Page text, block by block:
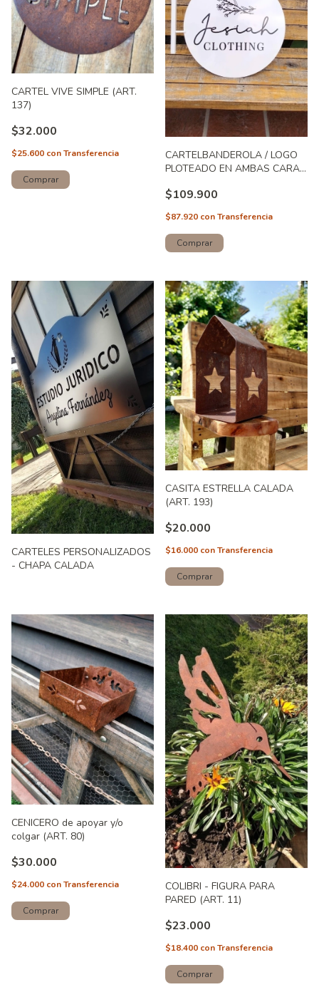
CARTEL VIVE SIMPLE (ART.
137)
$32.000
$25.600 conTransferencia
CARTELBANDEROLA / LOGO
PLOTEADO EN AMBAS CARAS
$109.900
$87.920 conTransferencia
CARTELES PERSONALIZADOS
- CHAPA CALADA
CASITA ESTRELLA CALADA
(ART. 193)
$20.000
$16.000 conTransferencia
CENICERO de apoyar y/o
colgar (ART. 80)
$30.000
$24.000 conTransferencia
COLIBRI - FIGURA PARA
PARED (ART. 11)
$23.000
$18.400 conTransferencia